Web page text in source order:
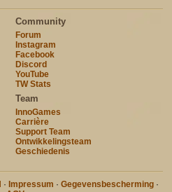
Community
Forum
Instagram
Facebook
Discord
YouTube
TW Stats
Team
InnoGames
Carrière
Support Team
Ontwikkelingsteam
Geschiedenis
· Impressum · Gegevensbescherming·